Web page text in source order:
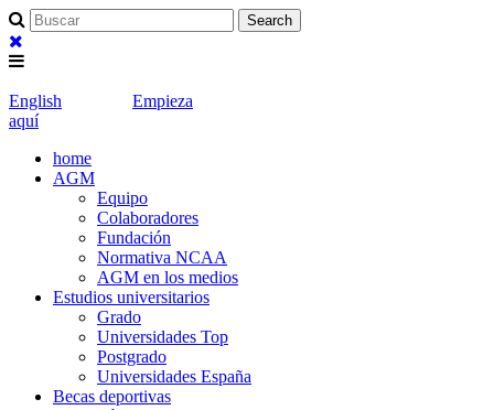
English
Empieza
aquí
home
AGM
Equipo
Colaboradores
Fundación
Normativa NCAA
AGM en los medios
Estudios universitarios
Grado
Universidades Top
Postgrado
Universidades España
Becas deportivas